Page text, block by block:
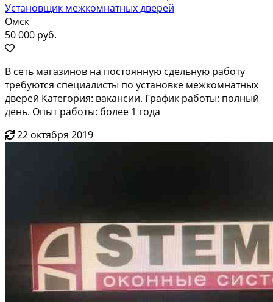
Установщик межкомнатных дверей
Омск
50 000 руб.
В сеть магазинов на постоянную сдельную работу
требуются специалисты по установке межкомнатных
дверей Категория: вакансии. График работы: полный
день. Опыт работы: более 1 года
22 октября 2019